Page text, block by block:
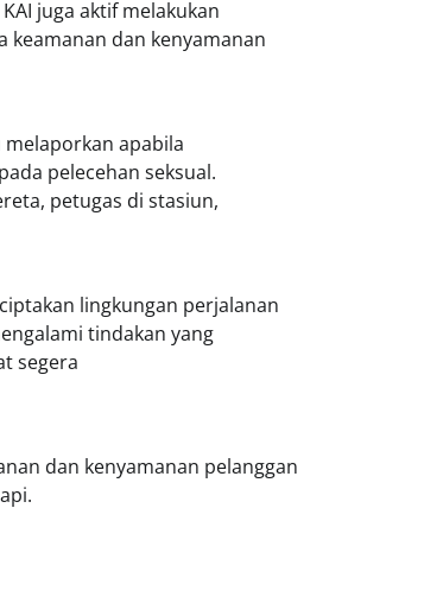
juga aktif melakukan
keamanan dan kenyamanan
apabila
pelecehan seksual.
petugas di stasiun,
lingkungan perjalanan
tindakan yang
segera
dan kenyamanan pelanggan